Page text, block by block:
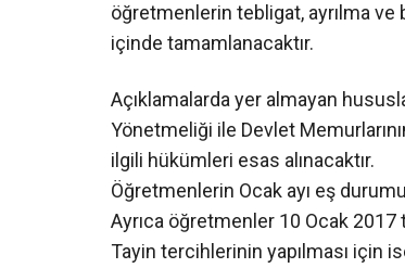
öğretmenlerin tebligat, ayrılma
içinde tamamlanacaktır.
Açıklamalarda yer almayan
Yönetmeliği ile Devlet
ilgili hükümleri esas alınacaktır.
Öğretmenlerin Ocak ayı eş
Ayrıca öğretmenler 10 Ocak 2017
Tayin tercihlerinin yapılması için